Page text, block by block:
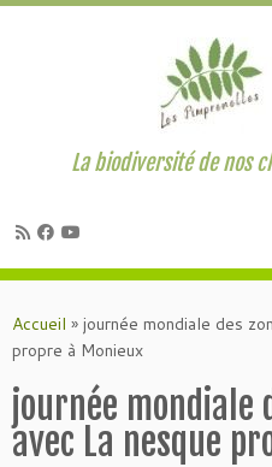
au
contenu
La biodiversité de nos
Accueil » journée mondiale des
propre à Monieux
journée mondiale
avec La nesque